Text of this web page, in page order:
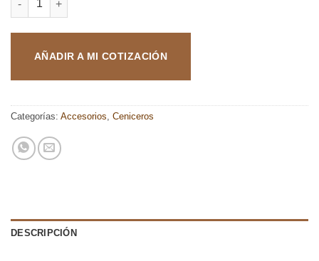
AÑADIR A MI COTIZACIÓN
Categorías: Accesorios, Ceniceros
DESCRIPCIÓN